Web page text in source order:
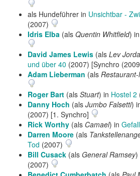
als Hundeführer in Unsichtbar -
(2007)
Idris Elba (als Quentin Whitfield) in
David James Lewis (als Lev
und über 40 (2007) [Synchro
Adam Lieberman (als
Roger Bart (als Stuart) in Hostel 2
Danny Hoch (als Jumbo Falsetti)
(2007) [1. Synchro]
Rick Worthy (als Camael) in
Darren Moore (als
Tod (2007)
Bill Cusack (als General Ramsey)
(2007)